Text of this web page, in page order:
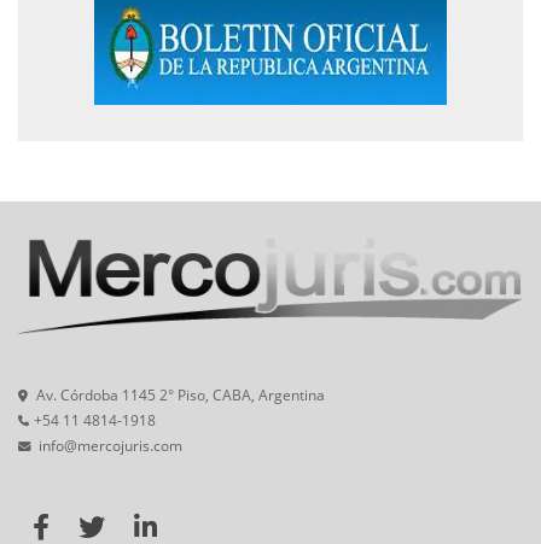
Av. Córdoba 1145 2° Piso, CABA, Argentina
+54 11 4814-1918
info@mercojuris.com